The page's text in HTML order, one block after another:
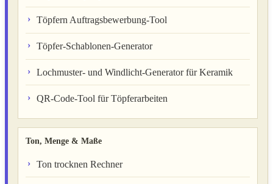
Töpfern Auftragsbewerbung-Tool
Töpfer-Schablonen-Generator
Lochmuster- und Windlicht-Generator für Keramik
QR-Code-Tool für Töpferarbeiten
Ton, Menge & Maße
Ton trocknen Rechner